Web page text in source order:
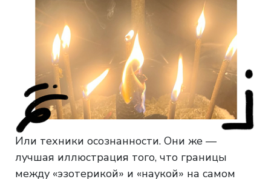
Или техники осознанности. Они же —
лучшая иллюстрация того, что границы
между «эзотерикой» и «наукой» на самом